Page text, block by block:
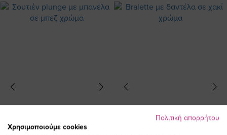
Πολιτική απορρήτου
Χρησιμοποιούμε cookies